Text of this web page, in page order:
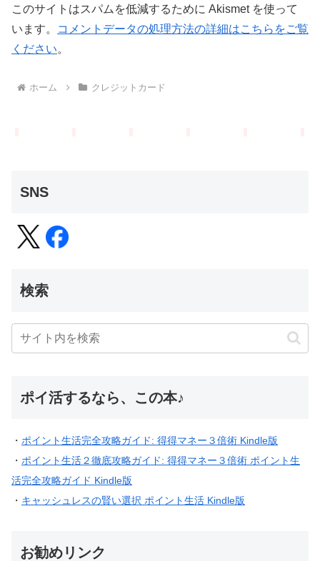
このサイトはスパムを低減するために Akismet を使って
います。
コメントデータの処理方法の詳細はこちらをご覧
ください。
ホーム クレジットカード
SNS
検索
ポイ活するなら、この本♪
・ ポイント生活完全攻略ガイド: 得得マネー３倍術 Kindle版
・ ポイント生活２徹底攻略ガイド: 得得マネー３倍術 ポイント生
活完全攻略ガイド Kindle版
・ キャッシュレスの賢い選択 ポイント生活 Kindle版
お勧めリンク